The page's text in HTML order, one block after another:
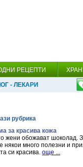
РЕЦЕПТИ
- ЛЕКАРИ
рубрика
за красива кожа
жени обожават шоколад.
някои много полезни и
си красива. още ...